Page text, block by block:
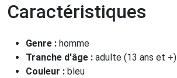
Caractéristiques
Genre : homme
Tranche d'âge : adulte (13 ans et +)
Couleur : bleu